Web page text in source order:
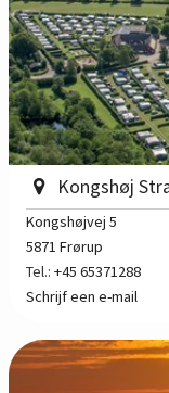
Kongshøj
Kongshøjvej 5
5871 Frørup
Tel.: +45 65371288
Schrijf een e-mail